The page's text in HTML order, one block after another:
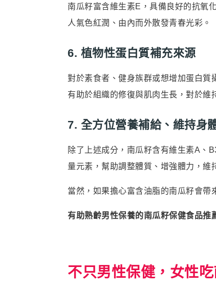
南瓜籽富含維生素E，具備良好的抗氧
人氣色紅潤、由內而外散發青春光彩。
6. 植物性蛋白質補充來源
對於素食者、健身族群或想增加蛋白
有助於組織的修復與肌肉生長，對於維
7. 全方位營養補給、維持身
除了上述成分，南瓜籽含有維生素A、
量元素，幫助調整體質、增強體力，維
當然，如果擔心富含油脂的南瓜籽會帶
有助熟齡男性保養的南瓜籽保健食品推
不只男性保健，女性